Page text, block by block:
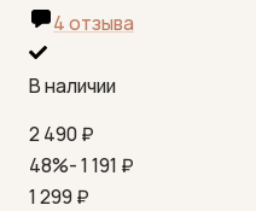
4 отзыва
В наличии
2 490₽
48%- 1 191 ₽
1 299₽